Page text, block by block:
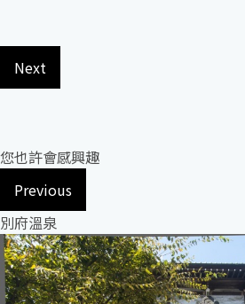
Next
您也許會感興趣
Previous
別府溫泉